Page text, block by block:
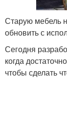
Старую мебель
обновить с
Сегодня
когда
чтобы сделать